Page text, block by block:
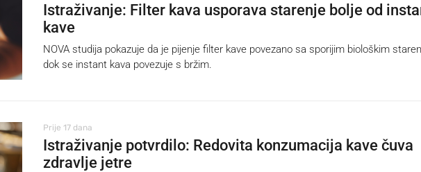
Istraživanje: Filter kava usporava starenje bolje od
kave
NOVA studija pokazuje da je pijenje filter kave povezano sa sporijim biološkim
dok se instant kava povezuje s bržim.
Prije 17 dana
Istraživanje potvrdilo: Redovita konzumacija kave čuva
zdravlje jetre